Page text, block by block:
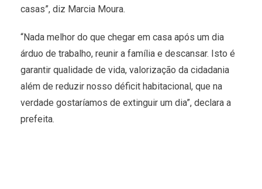
casas”, diz Marcia Moura.
“Nada melhor do que chegar em casa após um dia
árduo de trabalho, reunir a família e descansar. Isto é
garantir qualidade de vida, valorização da cidadania
além de reduzir nosso déficit habitacional, que na
verdade gostaríamos de extinguir um dia”, declara a
prefeita.